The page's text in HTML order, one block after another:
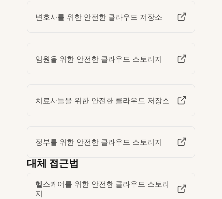
변호사를 위한 안전한 클라우드 저장소
임원을 위한 안전한 클라우드 스토리지
치료사들을 위한 안전한 클라우드 저장소
정부를 위한 안전한 클라우드 스토리지
대체 접근법
헬스케어를 위한 안전한 클라우드 스토리
지